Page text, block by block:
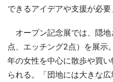
できるアイデアや支援が必要
オープン記念展では、隠
点、エッチング2点）を展示
年の女性を中心に散歩や買
られる。「団地には大きな